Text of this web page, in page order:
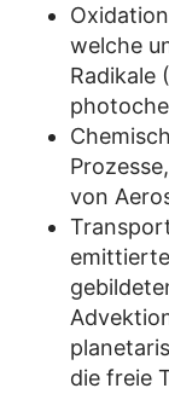
welche
Radikale
von
die freie